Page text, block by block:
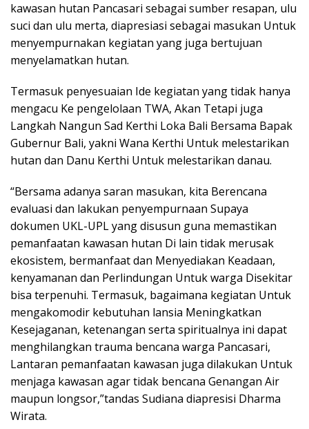
kawasan hutan Pancasari sebagai sumber resapan, ulu
suci dan ulu merta, diapresiasi sebagai masukan Untuk
menyempurnakan kegiatan yang juga bertujuan
menyelamatkan hutan.
Termasuk penyesuaian Ide kegiatan yang tidak hanya
mengacu Ke pengelolaan TWA, Akan Tetapi juga
Langkah Nangun Sad Kerthi Loka Bali Bersama Bapak
Gubernur Bali, yakni Wana Kerthi Untuk melestarikan
hutan dan Danu Kerthi Untuk melestarikan danau.
“Bersama adanya saran masukan, kita Berencana
evaluasi dan lakukan penyempurnaan Supaya
dokumen UKL-UPL yang disusun guna memastikan
pemanfaatan kawasan hutan Di lain tidak merusak
ekosistem, bermanfaat dan Menyediakan Keadaan,
kenyamanan dan Perlindungan Untuk warga Disekitar
bisa terpenuhi. Termasuk, bagaimana kegiatan Untuk
mengakomodir kebutuhan lansia Meningkatkan
Kesejaganan, ketenangan serta spiritualnya ini dapat
menghilangkan trauma bencana warga Pancasari,
Lantaran pemanfaatan kawasan juga dilakukan Untuk
menjaga kawasan agar tidak bencana Genangan Air
maupun longsor,”tandas Sudiana diapresisi Dharma
Wirata.